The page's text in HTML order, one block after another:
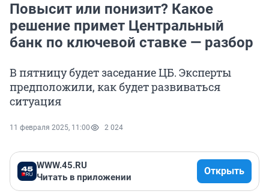
Повысит или понизит? Какое
решение примет Центральный
банк по ключевой ставке — разбор
В пятницу будет заседание ЦБ. Эксперты
предположили, как будет развиваться
ситуация
11 февраля 2025, 11:00 2 024
WWW.45.RU
Читать в приложении
Открыть